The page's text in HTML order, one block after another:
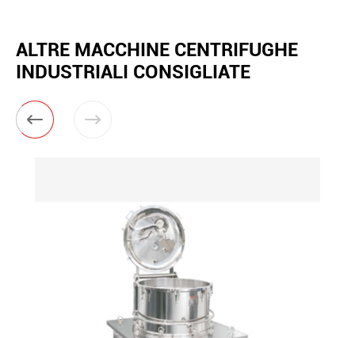
ALTRE MACCHINE CENTRIFUGHE
INDUSTRIALI CONSIGLIATE
 